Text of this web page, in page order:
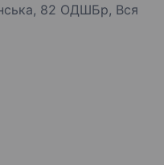
82 ОДШБр, Вся